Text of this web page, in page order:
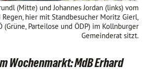
(Mitte) und Johannes Jordan (links) vom
hier mit Standbesucher Moritz Gierl,
(Grüne, Parteilose und ÖDP) im Kollnburger
Gemeinderat sitzt.
Wochenmarkt: MdB Erhard